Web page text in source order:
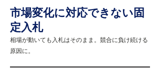
市場変化に対応できない固
定入札
相場が動いても入札はそのまま。競合に負け続ける
原因に。